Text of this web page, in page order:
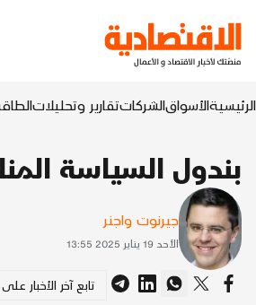
الرئيسيةالأسواقالشركاتتقارير وتحليلات
بندول السياسة
جيرنوت واجنر
الأحد 19 يناير 2025 13:55
تابع آخر الأخبار